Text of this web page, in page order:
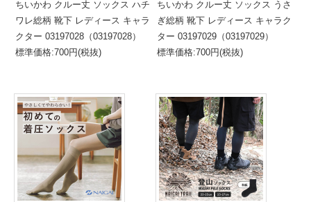
ちいかわ クルー丈 ソックス ハチ
ワレ総柄 靴下 レディース キャラ
クター 03197028（03197028）
標準価格:700円(税抜)
ちいかわ クルー丈 ソックス うさ
ぎ総柄 靴下 レディース キャラク
ター 03197029（03197029）
標準価格:700円(税抜)